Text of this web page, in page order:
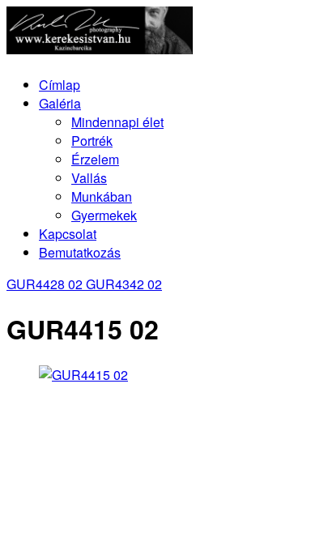
Címlap
Galéria
Mindennapi élet
Portrék
Érzelem
Vallás
Munkában
Gyermekek
Kapcsolat
Bemutatkozás
GUR4428 02GUR4342 02
GUR4415 02